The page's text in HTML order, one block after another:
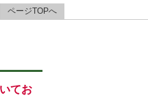
ページTOPへ